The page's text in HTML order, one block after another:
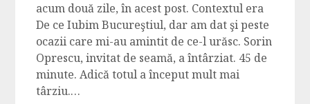
acum două zile, în acest post. Contextul era
De ce Iubim Bucureştiul, dar am dat şi peste
ocazii care mi-au amintit de ce-l urăsc. Sorin
Oprescu, invitat de seamă, a întârziat. 45 de
minute. Adică totul a început mult mai
târziu.…